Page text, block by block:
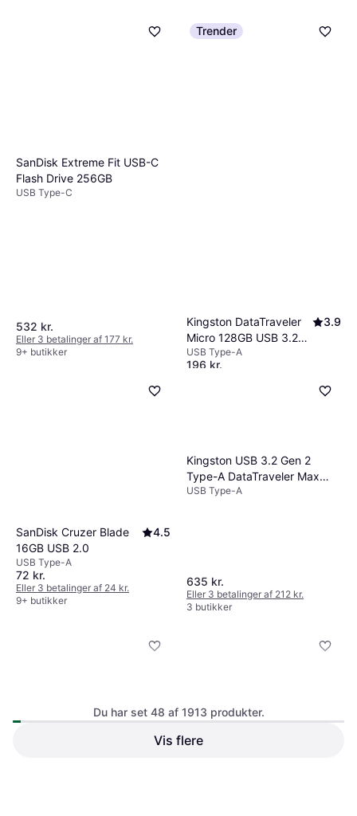
SanDisk Extreme Fit USB-C
Flash Drive 256GB
USB Type-C
532 kr.
Eller 3 betalinger af 177 kr.
9+ butikker
Trender
Kingston DataTraveler
Micro 128GB USB 3.2
Gen 1
3.9
USB Type-A
196 kr.
SanDisk Cruzer Blade
16GB USB 2.0
4.5
USB Type-A
72 kr.
Eller 3 betalinger af 24 kr.
9+ butikker
Kingston USB 3.2 Gen 2
Type-A DataTraveler Max
512GB
USB Type-A
635 kr.
Eller 3 betalinger af 212 kr.
3 butikker
Kingston DataTraveler 64 GB
Portable USB 3.2 Gen 1
Du har set 48 af 1913 produkter.
Vis flere